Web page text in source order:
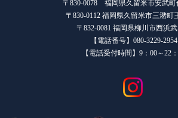
〒830-0078 福岡県久留米市安武町
〒830-0112 福岡県久留米市三潴町
〒832-0081 福岡県柳川市西浜武
【電話番号】080-3229-2954
【電話受付時間】9：00～22